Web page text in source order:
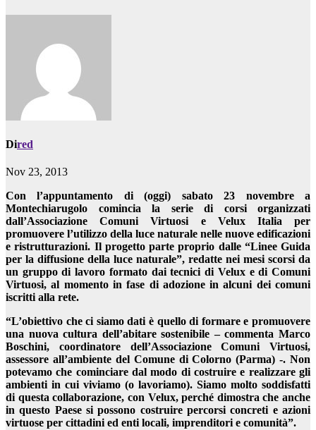
Dired
Nov 23, 2013
Con l’appuntamento di (oggi) sabato 23 novembre a
Montechiarugolo comincia la serie di corsi organizzati
dall’Associazione Comuni Virtuosi e Velux Italia per
promuovere l’utilizzo della luce naturale nelle nuove edificazioni
e ristrutturazioni. Il progetto parte proprio dalle “Linee Guida
per la diffusione della luce naturale”, redatte nei mesi scorsi da
un gruppo di lavoro formato dai tecnici di Velux e di Comuni
Virtuosi, al momento in fase di adozione in alcuni dei comuni
iscritti alla rete.
“L’obiettivo che ci siamo dati è quello di formare e promuovere
una nuova cultura dell’abitare sostenibile – commenta Marco
Boschini, coordinatore dell’Associazione Comuni Virtuosi,
assessore all’ambiente del Comune di Colorno (Parma) -. Non
potevamo che cominciare dal modo di costruire e realizzare gli
ambienti in cui viviamo (o lavoriamo). Siamo molto soddisfatti
di questa collaborazione, con Velux, perché dimostra che anche
in questo Paese si possono costruire percorsi concreti e azioni
virtuose per cittadini ed enti locali, imprenditori e comunità”.